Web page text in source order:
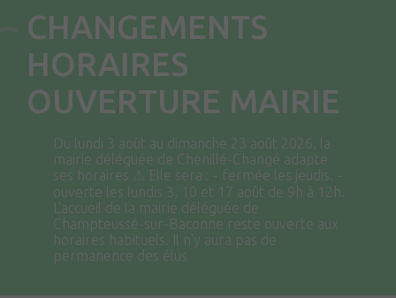
CHANGEMENTS
HORAIRES
OUVERTURE MAIRIE
Du lundi 3 août au dimanche 23 août 2026, la
mairie déléguée de Chenillé-Changé adapte
ses horaires ⚠ Elle sera : - fermée les jeudis. -
ouverte les lundis 3, 10 et 17 août de 9h à 12h.
L'accueil de la mairie déléguée de
Champteussé-sur-Baconne reste ouverte aux
horaires habituels. Il n'y aura pas de
permanence des élus